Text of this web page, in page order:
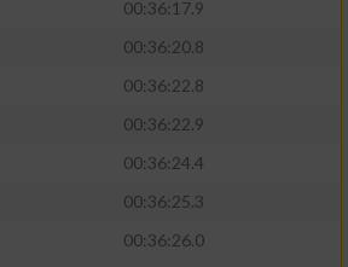
00:36:17.9
00:36:20.8
00:36:22.8
00:36:22.9
00:36:24.4
00:36:25.3
00:36:26.0